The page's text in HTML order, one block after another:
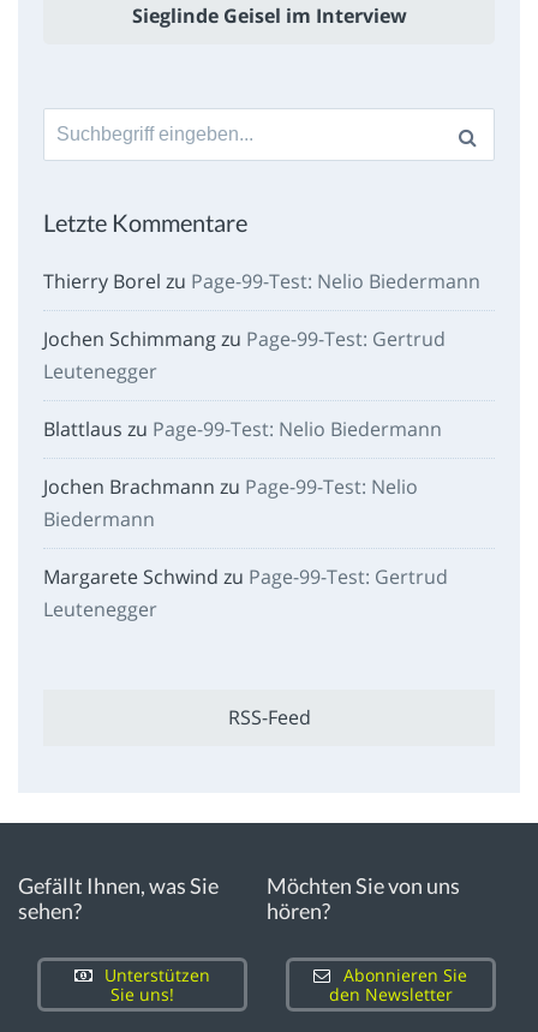
Sieglinde Geisel im Interview
Suche
nach:
Letzte Kommentare
Thierry Borel zu Page-99-Test: Nelio Biedermann
Jochen Schimmangzu Page-99-Test: Gertrud
Leutenegger
Blattlaus zu Page-99-Test: Nelio Biedermann
Jochen Brachmann zu Page-99-Test: Nelio
Biedermann
Margarete Schwind zu Page-99-Test: Gertrud
Leutenegger
RSS-Feed
Gefällt Ihnen, was Sie
sehen?
Unterstützen
Sie uns!
Möchten Sie von uns
hören?
Abonnieren Sie
den Newsletter